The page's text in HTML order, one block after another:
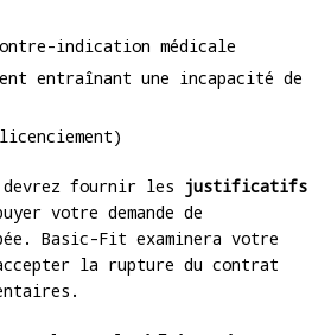
indication médicale
entraînant une incapacité de
devrez fournir les justificatifs
votre demande de
Basic-Fit examinera votre
la rupture du contrat